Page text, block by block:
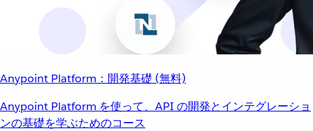
Anypoint Platform：開発基礎 (無料)
Anypoint Platform を使って、API の開発とインテグレーショ
ンの基礎を学ぶためのコース